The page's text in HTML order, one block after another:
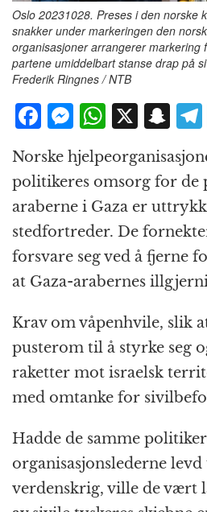
Oslo 20231028. Preses i den norske
snakker under markeringen den
organisasjoner arrangerer markering
partene umiddelbart stanse drap på
Frederik Ringnes / NTB
F
a
c
e
b
o
o
k
M
e
ss
e
n
g
e
r
W
at
s
A
p
p
X S
n
a
p
c
h
at
Norske
politikeres omsorg for de
araberne i Gaza er
stedfortreder. De
forsvare seg ved å fjerne
at Gaza-arabernes
Krav om våpenhvile, slik
pusterom til å styrke seg
raketter mot israelsk
med omtanke for
Hadde de samme
organisasjonslederne levd
verdenskrig, ville de vært